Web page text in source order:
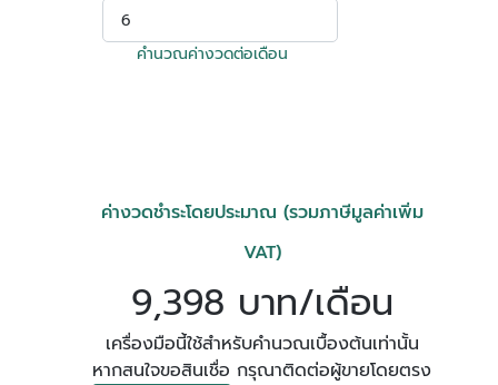
คำนวณค่างวดต่อเดือน
ค่างวดชำระโดยประมาณ (รวมภาษีมูลค่าเพิ่ม
VAT)
9,398 บาท/เดือน
เครื่องมือนี้ใช้สำหรับคำนวณเบื้องต้นเท่านั้น
หากสนใจขอสินเชื่อ กรุณาติดต่อผู้ขายโดยตรง